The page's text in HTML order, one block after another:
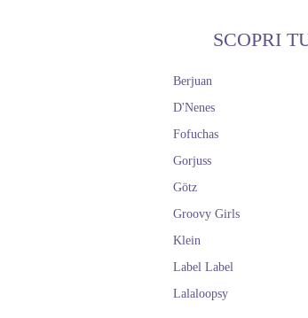
SCOPRI
Berjuan
D'Nenes
Fofuchas
Gorjuss
Götz
Groovy Girls
Klein
Label Label
Lalaloopsy